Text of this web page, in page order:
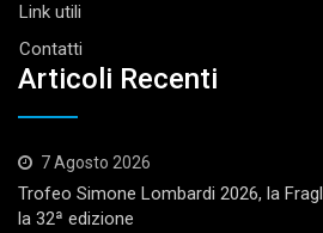
Link utili
Contatti
Articoli Recenti
7 Agosto 2026
Trofeo Simone Lombardi 2026, la
la 32ª edizione